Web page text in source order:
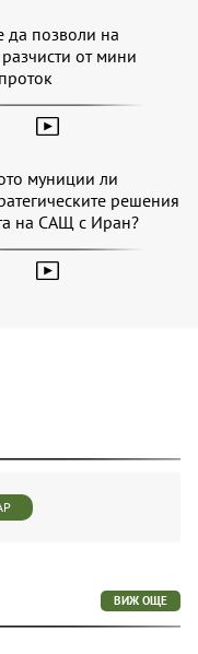
позволи на
от мини
муниции ли
решения
на САЩ с Иран?
ВИЖ ОЩЕ